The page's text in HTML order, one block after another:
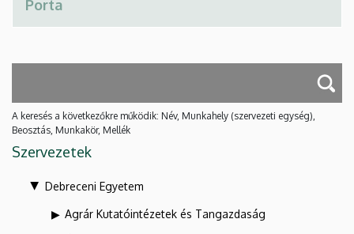
A keresés a következőkre működik: Név, Munkahely (szervezeti egység),
Beosztás, Munkakör, Mellék
Szervezetek
Debreceni Egyetem
Agrár Kutatóintézetek és Tangazdaság